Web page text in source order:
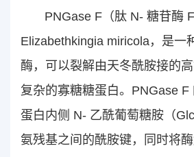
PNGase F（肽 N- 糖苷酶 F
Elizabethkingia miricola，是一
酶，可以裂解由天冬酰胺接的
复杂的寡糖糖蛋白。PNGase F
蛋白内侧 N- 乙酰葡萄糖胺（
氨残基之间的酰胺键，同时将